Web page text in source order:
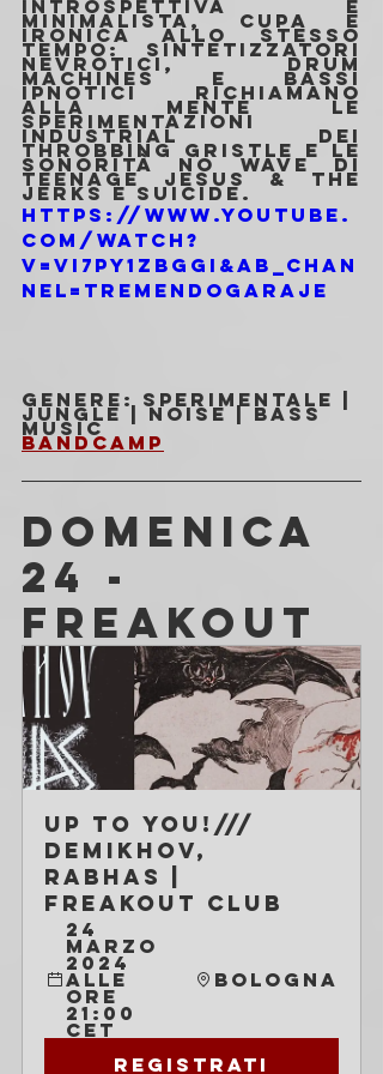
introspettiva e
minimalista, cupa e
ironica allo stesso
tempo: sintetizzatori
nevrotici, drum
machines e bassi
ipnotici richiamano
alla mente le
sperimentazioni
industrial dei
Throbbing Gristle e le
sonorità no wave di
Teenage Jesus & The
Jerks e Suicide.
https://www.youtube.
com/watch?
v=Vi7Py1zbgGI&ab_chan
nel=TremendoGaraje
Genere: Sperimentale |
Jungle | Noise | Bass
Music
Bandcamp
DOMENICA
24 -
FREAKOUT
Up to You!///
Demikhov,
Rabhas |
Freakout Club
24
marzo
2024
alle
ore
21:00
CET
Bologna
Registrati